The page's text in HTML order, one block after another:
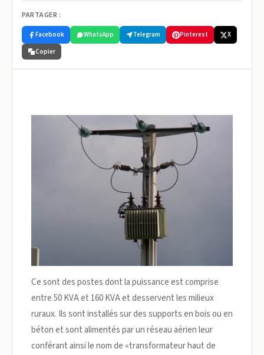
PARTAGER :
Facebook WhatsApp Telegram Pinterest
X
Copier
Ce sont des postes dont la puissance est comprise
entre 50 KVA et 160 KVA et desservent les milieux
ruraux. Ils sont installés sur des supports en bois ou en
béton et sont alimentés par un réseau aérien leur
conférant ainsi le nom de «transformateur haut de